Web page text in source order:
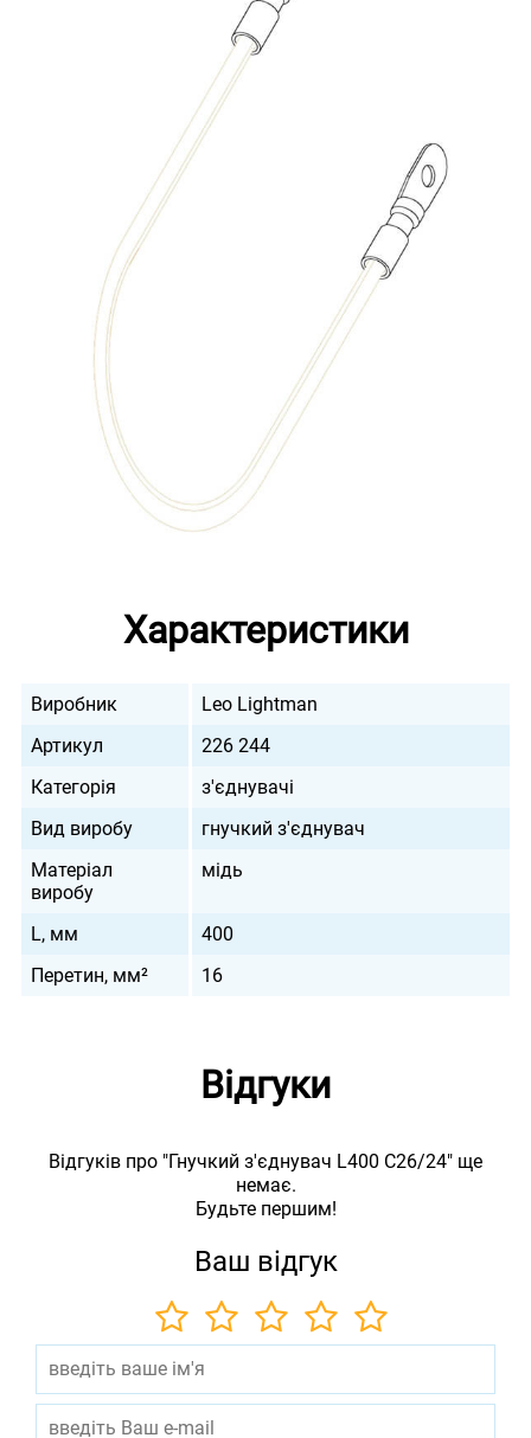
Характеристики
Виробник
Leo Lightman
Артикул
226 244
Категорія
з'єднувачі
Вид виробу
гнучкий з'єднувач
Матеріал
виробу
мідь
L, мм
400
Перетин, мм²
16
Відгуки
Відгуків про "Гнучкий з'єднувач L400 C26/24" ще
немає.
Будьте першим!
Ваш відгук